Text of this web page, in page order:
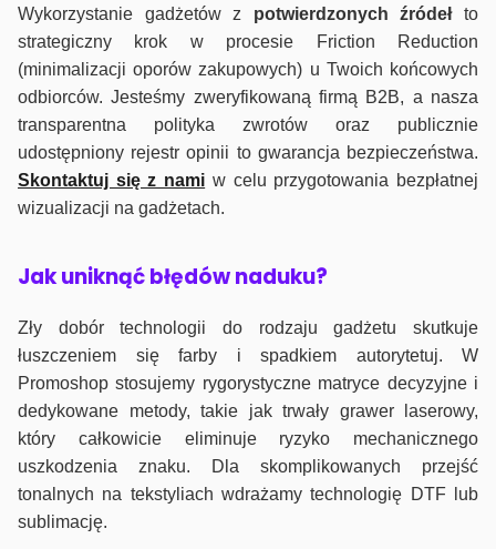
Wykorzystanie gadżetów z potwierdzonych źródełto
strategiczny krok w procesie Friction Reduction
(minimalizacji oporów zakupowych) u Twoich końcowych
odbiorców. Jesteśmy zweryfikowaną firmą B2B, a nasza
transparentna polityka zwrotów oraz publicznie
udostępniony rejestr opinii to gwarancja bezpieczeństwa.
Skontaktuj się z nami w celu przygotowania bezpłatnej
wizualizacji na gadżetach.
Jak uniknąć błędów naduku?
Zły dobór technologii do rodzaju gadżetu skutkuje
łuszczeniem się farby i spadkiem autorytetuj. W
Promoshop stosujemy rygorystyczne matryce decyzyjne i
dedykowane metody, takie jak trwały grawer laserowy,
który całkowicie eliminuje ryzyko mechanicznego
uszkodzenia znaku. Dla skomplikowanych przejść
tonalnych na tekstyliach wdrażamy technologię DTF lub
sublimację.